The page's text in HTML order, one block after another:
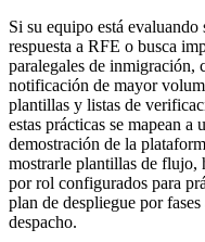
Si su equipo está
respuesta a RFE o busca
paralegales de inmigración,
notificación de mayor
plantillas y listas de
estas prácticas se mapean
demostración de la
mostrarle plantillas de flujo,
por rol configurados para
plan de despliegue por
despacho.